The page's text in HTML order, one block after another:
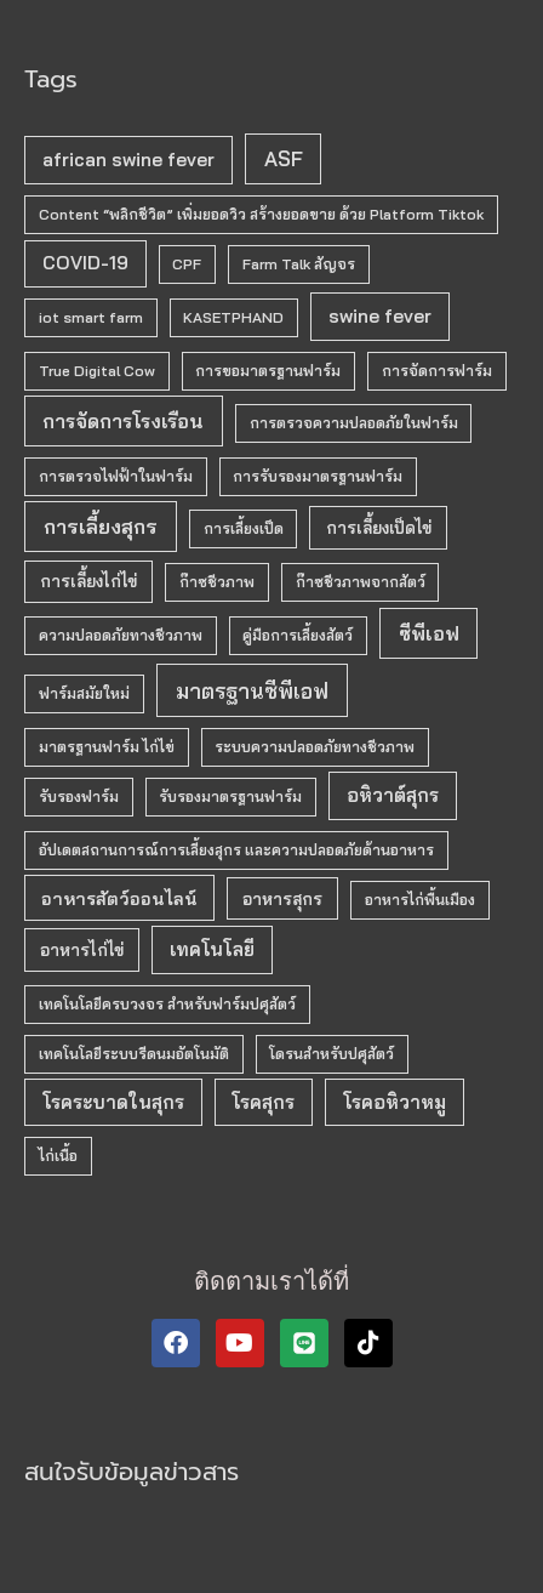
Tags
african swine fever ASF
Content “พลิกชีวิต” เพิ่มยอดวิว สร้างยอดขาย ด้วย Platform Tiktok
COVID-19 CPF Farm Talk สัญจร
iot smart farm KASETPHAND swine fever
True Digital Cow การขอมาตรฐานฟาร์ม การจัดการฟาร์ม
การจัดการโรงเรือน การตรวจความปลอดภัยในฟาร์ม
การตรวจไฟฟ้าในฟาร์ม การรับรองมาตรฐานฟาร์ม
การเลี้ยงสุกร การเลี้ยงเป็ด การเลี้ยงเป็ดไข่
การเลี้ยงไก่ไข่ ก๊าซชีวภาพ ก๊าซชีวภาพจากสัตว์
ความปลอดภัยทางชีวภาพ คู่มือการเลี้ยงสัตว์ ซีพีเอฟ
ฟาร์มสมัยใหม่ มาตรฐานซีพีเอฟ
มาตรฐานฟาร์ม ไก่ไข่ ระบบความปลอดภัยทางชีวภาพ
รับรองฟาร์ม รับรองมาตรฐานฟาร์ม อหิวาต์สุกร
อัปเดตสถานการณ์การเลี้ยงสุกร และความปลอดภัยด้านอาหาร
อาหารสัตว์ออนไลน์ อาหารสุกร อาหารไก่พื้นเมือง
อาหารไก่ไข่ เทคโนโลยี
เทคโนโลยีครบวงจร สำหรับฟาร์มปศุสัตว์
เทคโนโลยีระบบรีดนมอัตโนมัติ โดรนสำหรับปศุสัตว์
โรคระบาดในสุกร โรคสุกร โรคอหิวาหมู
ไก่เนื้อ
ติดตามเราได้ที่
F
a
c
o
Y
o
u
e
T
i
k
สนใจรับข้อมูลข่าวสาร